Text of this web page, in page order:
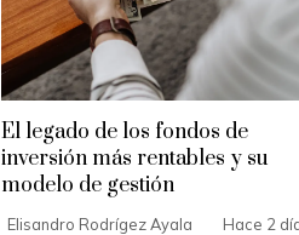
El legado de los fondos de
inversión más rentables y su
modelo de gestión
Elisandro Rodrígez Ayala Hace 2